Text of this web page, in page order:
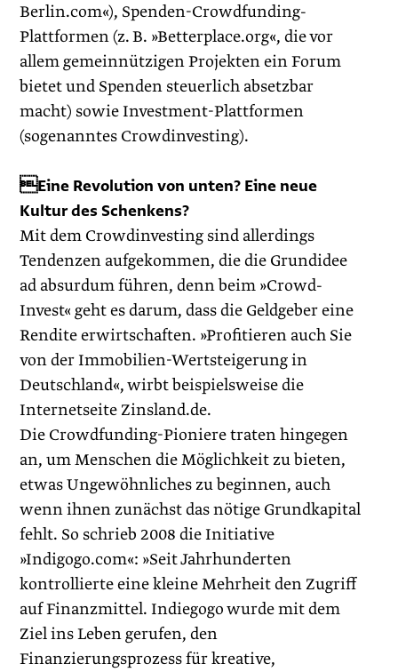
Berlin.com«), Spenden-Crowdfunding-
Plattformen (z. B. »­Betterplace.org«, die vor
allem gemeinnützigen Projekten ein Forum
bietet und Spenden steuerlich absetzbar
macht) sowie Investment-Plattformen
(sogenanntes Crowdinvesting).
Eine Revolution von unten? Eine neue
Kultur des Schenkens?
Mit dem Crowdinvesting sind allerdings
Tendenzen aufgekommen, die die Grundidee
ad absurdum führen, denn beim »Crowd-
Invest« geht es darum, dass die Geldgeber eine
Rendite erwirtschaften. »Profitieren auch Sie
von der Immobilien-Wertsteigerung in
Deutschland«, wirbt beispielsweise die
Internetseite Zinsland.de.
Die Crowdfunding-Pioniere traten hingegen
an, um ­Menschen die Möglichkeit zu bieten,
etwas Ungewöhnliches zu beginnen, auch
wenn ihnen zunächst das nötige Grundkapital
fehlt. So schrieb 2008 die Initiative
»Indigogo.com«: »Seit Jahrhunderten
kontrollierte eine kleine Mehrheit den Zugriff
auf Finanzmittel. Indiegogo wurde mit dem
Ziel ins Leben gerufen, den
Finanzierungsprozess für kreative,